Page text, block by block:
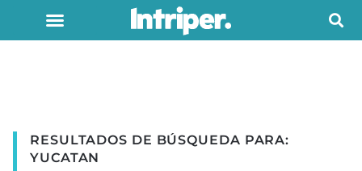
RESULTADOS DE BÚSQUEDA PARA:
YUCATAN